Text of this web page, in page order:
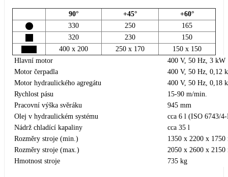
90° +45°
+60°
330
250
165
320
230
150
400 x 200
250 x 170
150 x 150
Hlavní motor
400 V, 50 Hz, 3 kW
Motor čerpadla
400 V, 50 Hz, 0,12
Motor hydraulického agregátu
400 V, 50 Hz, 0,18
Rychlost pásu
15-90 m/min.
Pracovní výška svěráku
945 mm
Olej v hydraulickém systému
cca 6 l (ISO 6743/
Nádrž chladící kapaliny
cca 35 l
Rozměry stroje (min.)
1350 x 2200 x 1750
Rozměry stroje (max.)
2050 x 2600 x 2150
Hmotnost stroje
735 kg